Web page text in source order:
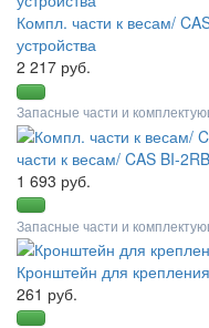
Компл. части к весам/
устройства
2 217 руб.
Запасные части и
части к весам/ CAS BI-
1 693 руб.
Запасные части и
Кронштейн для
261 руб.